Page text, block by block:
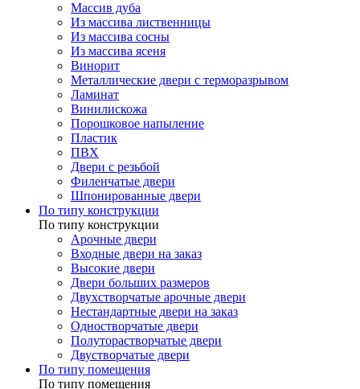
Массив дуба
Из массива лиственницы
Из массива сосны
Из массива ясеня
Винорит
Металлические двери с терморазрывом
Ламинат
Винилискожа
Порошковое напыление
Пластик
ПВХ
Двери с резьбой
Филенчатые двери
Шпонированные двери
По типу конструкции
По типу конструкции
Арочные двери
Входные двери на заказ
Высокие двери
Двери больших размеров
Двухстворчатые арочные двери
Нестандартные двери на заказ
Одностворчатые двери
Полуторастворчатые двери
Двустворчатые двери
По типу помещения
По типу помещения